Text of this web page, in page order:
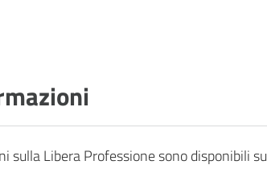
sulla Libera Professione sono disponibili su